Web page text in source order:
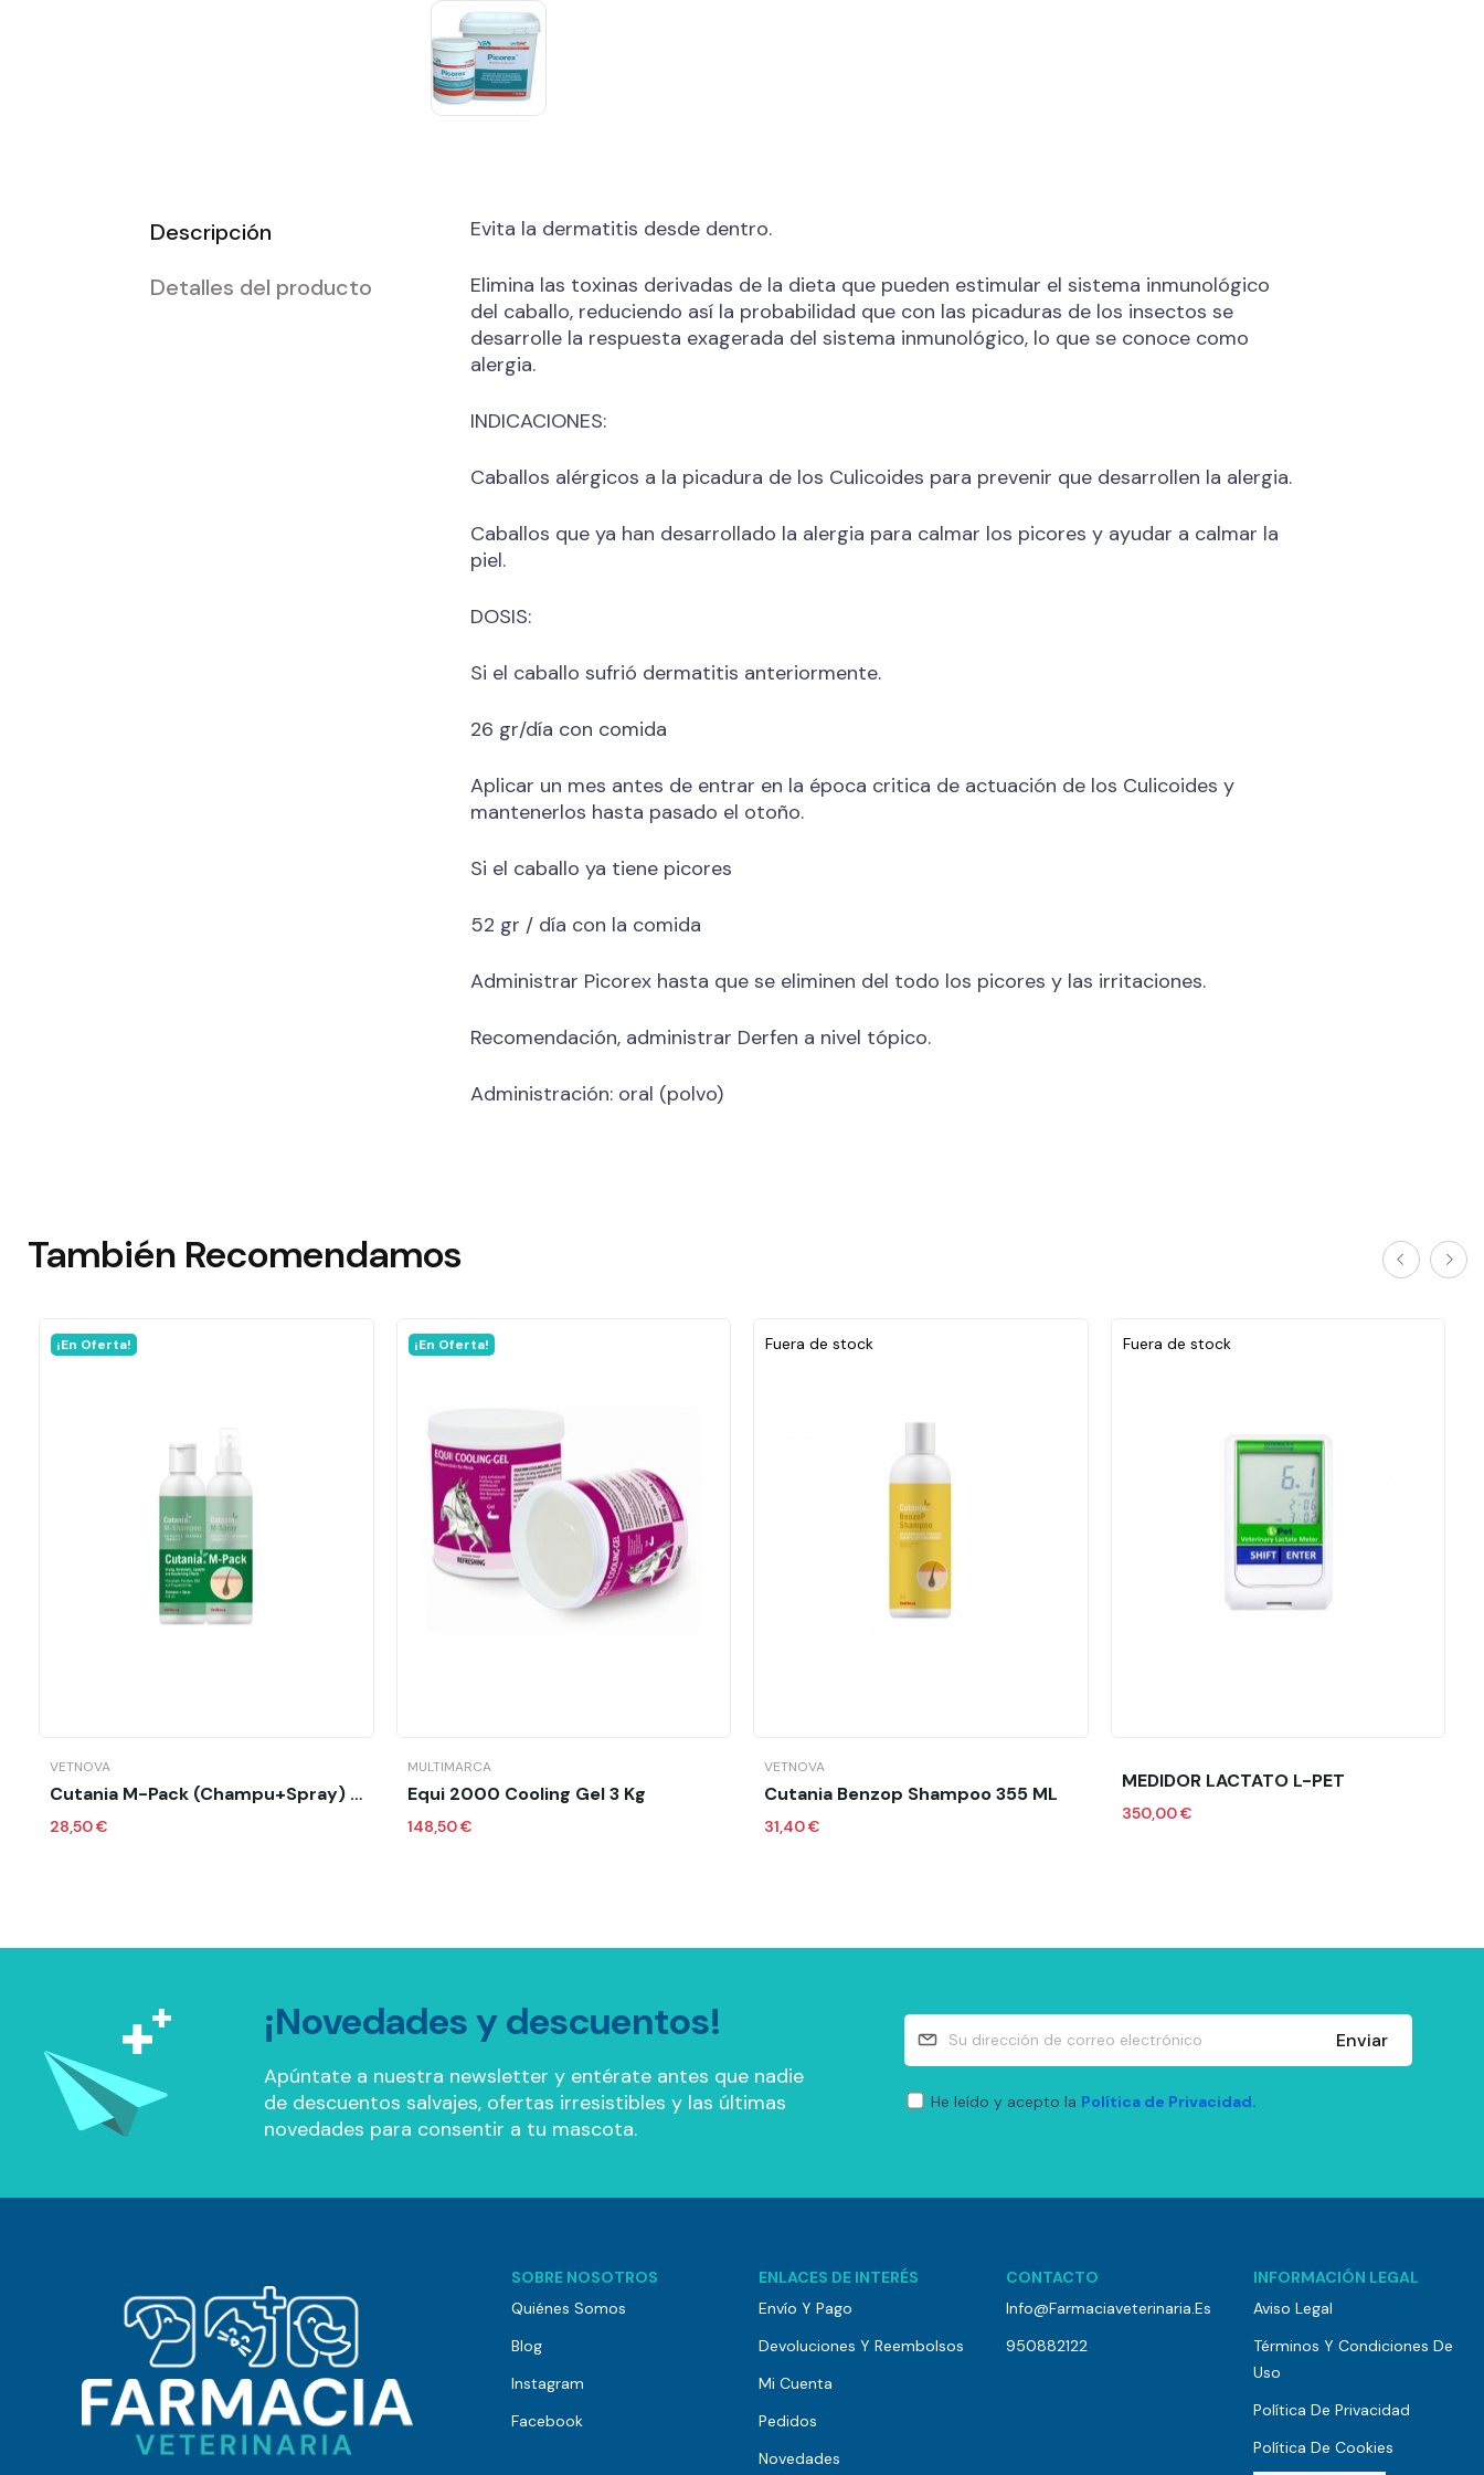
Descripción
Detalles del producto
Evita la dermatitis desde dentro.
Elimina las toxinas derivadas de la dieta que pueden estimular el sistema inmunológico
del caballo, reduciendo así la probabilidad que con las picaduras de los insectos se
desarrolle la respuesta exagerada del sistema inmunológico, lo que se conoce como
alergia.
INDICACIONES:
Caballos alérgicos a la picadura de los Culicoides para prevenir que desarrollen la alergia.
Caballos que ya han desarrollado la alergia para calmar los picores y ayudar a calmar la
piel.
DOSIS:
Si el caballo sufrió dermatitis anteriormente.
26 gr/día con comida
Aplicar un mes antes de entrar en la época critica de actuación de los Culicoides y
mantenerlos hasta pasado el otoño.
Si el caballo ya tiene picores
52 gr / día con la comida
Administrar Picorex hasta que se eliminen del todo los picores y las irritaciones.
Recomendación, administrar Derfen a nivel tópico.
Administración: oral (polvo)
También Recomendamos
¡En Oferta!
VETNOVA
Cutania M-Pack (Champu+Spray) 236 Ml
28,50 €
¡En Oferta!
MULTIMARCA
Equi 2000 Cooling Gel 3 Kg
148,50 €
Fuera de stock
VETNOVA
Cutania Benzop Shampoo 355 ML
31,40 €
Fuera de stock
MEDIDOR LACTATO L-PET
350,00 €
¡Novedades y descuentos!
Apúntate a nuestra newsletter y entérate antes que nadie
de descuentos salvajes, ofertas irresistibles y las últimas
novedades para consentir a tu mascota.
Enviar
He leído y acepto la Política de Privacidad.
SOBRE NOSOTROS
Quiénes Somos
Blog
Instagram
Facebook
ENLACES DE INTERÉS
Envío Y Pago
Devoluciones Y Reembolsos
Mi Cuenta
Pedidos
Novedades
CONTACTO
Info@farmaciaveterinaria.es
950882122
INFORMACIÓN LEGAL
Aviso Legal
Términos Y Condiciones De
Uso
Política De Privacidad
Política De Cookies